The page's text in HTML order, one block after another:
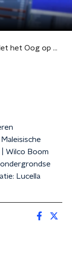
Met het Oog op Morgen 20-06-2019
Wilco Boom
Lucella